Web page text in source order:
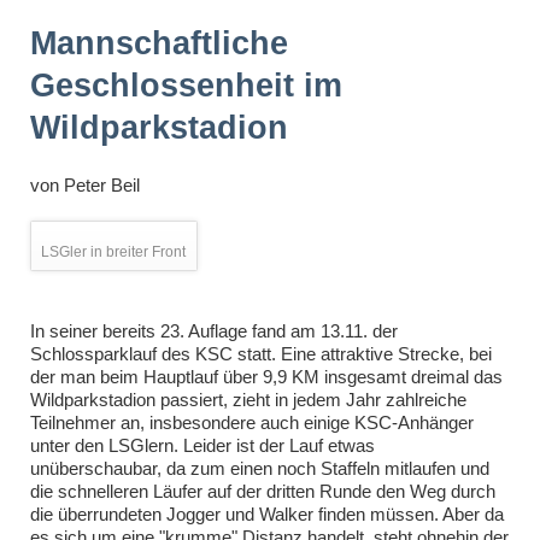
Mannschaftliche
Geschlossenheit im
Wildparkstadion
von Peter Beil
LSGler in breiter Front
In seiner bereits 23. Auflage fand am 13.11. der
Schlossparklauf des KSC statt. Eine attraktive Strecke, bei
der man beim Hauptlauf über 9,9 KM insgesamt dreimal das
Wildparkstadion passiert, zieht in jedem Jahr zahlreiche
Teilnehmer an, insbesondere auch einige KSC-Anhänger
unter den LSGlern. Leider ist der Lauf etwas
unüberschaubar, da zum einen noch Staffeln mitlaufen und
die schnelleren Läufer auf der dritten Runde den Weg durch
die überrundeten Jogger und Walker finden müssen. Aber da